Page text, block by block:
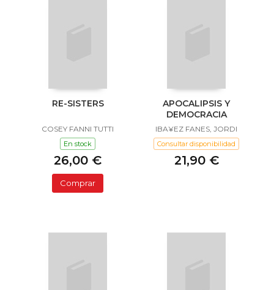
RE-SISTERS
COSEY FANNI TUTTI
En stock
26,00 €
Comprar
APOCALIPSIS Y
DEMOCRACIA
IBA¥EZ FANES, JORDI
Consultar disponibilidad
21,90 €